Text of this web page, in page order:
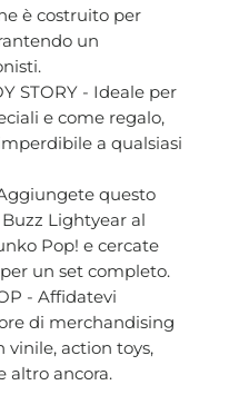
è costruito per
un
STORY - Ideale per
e come regalo,
a qualsiasi
questo
Lightyear al
Pop! e cercate
un set completo.
- Affidatevi
di merchandising
action toys,
altro ancora.